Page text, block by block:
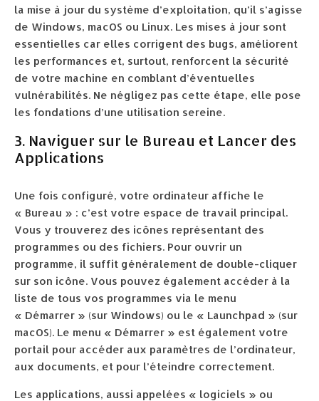
la mise à jour du système d’exploitation, qu’il s’agisse
de Windows, macOS ou Linux. Les mises à jour sont
essentielles car elles corrigent des bugs, améliorent
les performances et, surtout, renforcent la sécurité
de votre machine en comblant d’éventuelles
vulnérabilités. Ne négligez pas cette étape, elle pose
les fondations d’une utilisation sereine.
3. Naviguer sur le Bureau et Lancer des
Applications
Une fois configuré, votre ordinateur affiche le
« Bureau » : c’est votre espace de travail principal.
Vous y trouverez des icônes représentant des
programmes ou des fichiers. Pour ouvrir un
programme, il suffit généralement de double-cliquer
sur son icône. Vous pouvez également accéder à la
liste de tous vos programmes via le menu
« Démarrer » (sur Windows) ou le « Launchpad » (sur
macOS). Le menu « Démarrer » est également votre
portail pour accéder aux paramètres de l’ordinateur,
aux documents, et pour l’éteindre correctement.
Les applications, aussi appelées « logiciels » ou